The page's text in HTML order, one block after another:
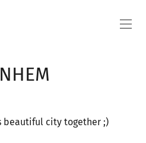
beautiful city together ;)